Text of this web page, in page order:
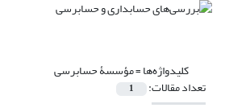
کلیدواژه‌ها =مؤسسۀ حسابرسی
تعداد مقالات: 1